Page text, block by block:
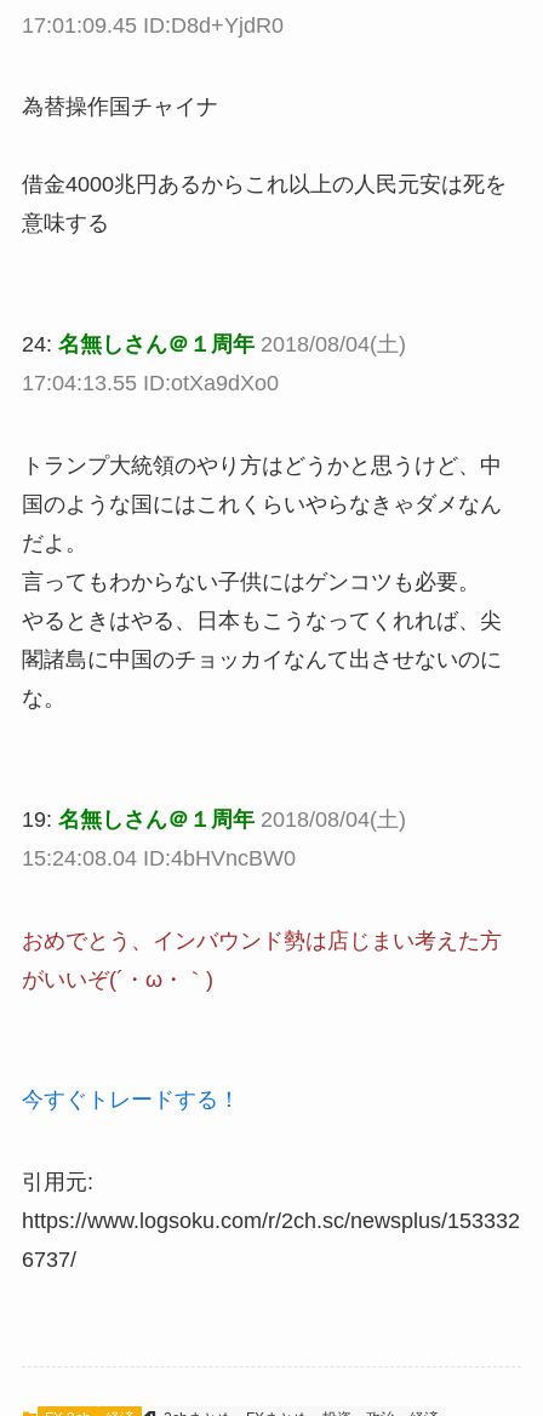
17:01:09.45 ID:D8d+YjdR0
為替操作国チャイナ
借金4000兆円あるからこれ以上の人民元安は死を
意味する
24: 名無しさん＠１周年 2018/08/04(土)
17:04:13.55 ID:otXa9dXo0
トランプ大統領のやり方はどうかと思うけど、中
国のような国にはこれくらいやらなきゃダメなん
だよ。
言ってもわからない子供にはゲンコツも必要。
やるときはやる、日本もこうなってくれれば、尖
閣諸島に中国のチョッカイなんて出させないのに
な。
19: 名無しさん＠１周年 2018/08/04(土)
15:24:08.04 ID:4bHVncBW0
おめでとう、インバウンド勢は店じまい考えた方
がいいぞ(´・ω・｀)
今すぐトレードする！
引用元:
https://www.logsoku.com/r/2ch.sc/newsplus/153332
6737/